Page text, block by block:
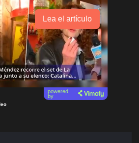
Lea el artículo
powered
by